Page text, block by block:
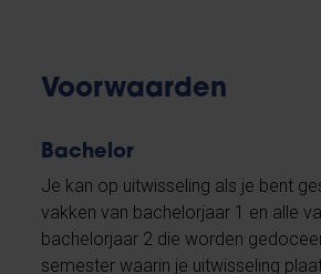
Voorwaarden
Bachelor
Je kan op uitwisseling als je bent
vakken van bachelorjaar 1 en alle
bachelorjaar 2 die worden
semester waarin je uitwisseling